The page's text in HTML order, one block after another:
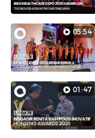
05:54
01:47